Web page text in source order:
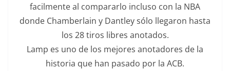
facilmente al compararlo incluso con la NBA
donde Chamberlain y Dantley sólo llegaron hasta
los 28 tiros libres anotados.
Lamp es uno de los mejores anotadores de la
historia que han pasado por la ACB.